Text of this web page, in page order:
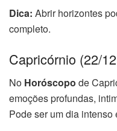
Dica: Abrir horizontes
completo.
Capricórnio (22/
No Horóscopo de
emoções profundas,
Pode ser um dia intenso